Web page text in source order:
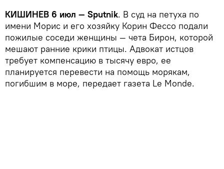
КИШИНЕВ 6 июл — Sputnik. В суд на петуха по
имени Морис и его хозяйку Корин Фессо подали
пожилые соседи женщины — чета Бирон, которой
мешают ранние крики птицы. Адвокат истцов
требует компенсацию в тысячу евро, ее
планируется перевести на помощь морякам,
погибшим в море, передает газета Le Monde.